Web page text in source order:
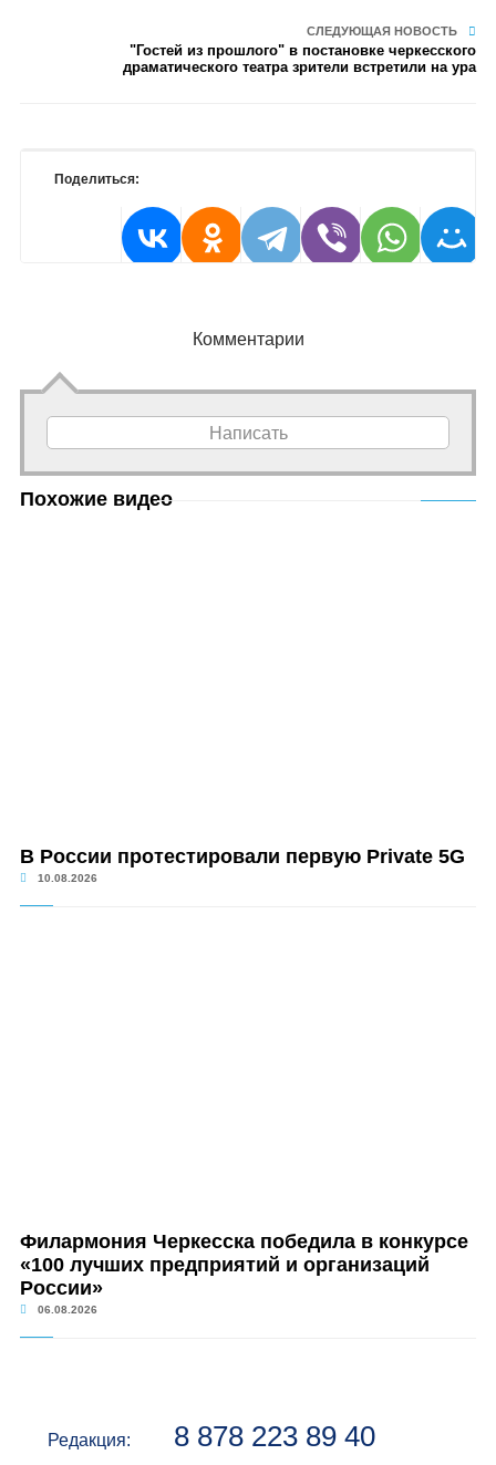
СЛЕДУЮЩАЯ НОВОСТЬ
"Гостей из прошлого" в постановке черкесского
драматического театра зрители встретили на ура
Поделиться:
Комментарии
Написать
Похожие видео
В России протестировали первую Private 5G
10.08.2026
Филармония Черкесска победила в конкурсе
«100 лучших предприятий и организаций
России»
06.08.2026
Редакция: 8 878 223 89 40